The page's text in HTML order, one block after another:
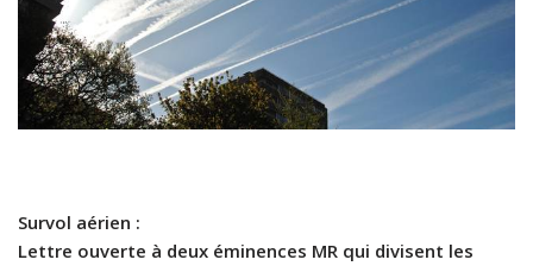
Survol aérien :
Lettre ouverte à deux éminences MR qui divisent les